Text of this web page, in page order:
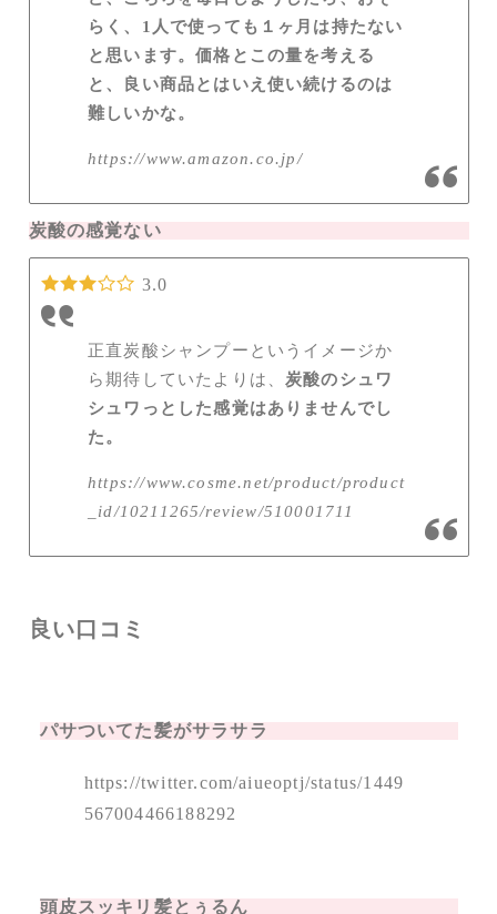
らく、1人で使っても１ヶ月は持たない
と思います。価格とこの量を考える
と、良い商品とはいえ使い続けるのは
難しいかな。
https://www.amazon.co.jp/
炭酸の感覚ない
3.0
正直炭酸シャンプーというイメージか
ら期待していたよりは、 炭酸のシュワ
シュワっとした感覚はありませんでし
た。
https://www.cosme.net/product/product
_id/10211265/review/510001711
良い口コミ
パサついてた髪がサラサラ
https://twitter.com/aiueoptj/status/1449
567004466188292
頭皮スッキリ髪とぅるん